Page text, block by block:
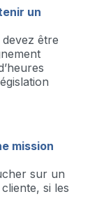
un
être
mission
sur un
si les